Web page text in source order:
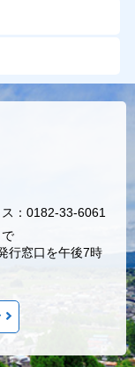
：0182-33-6061
行窓口を午後7時